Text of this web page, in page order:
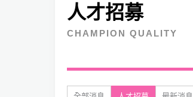
人才招募
CHAMPION QUALITY